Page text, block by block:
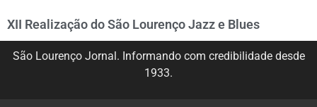
XII Realização do São Lourenço Jazz e Blues
São Lourenço Jornal. Informando com credibilidade desde
1933.